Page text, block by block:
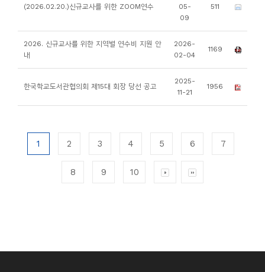
(2026.02.20.)신규교사를 위한 ZOOM연수
05-
09
511
2026. 신규교사를 위한 지역별 연수비 지원 안
내
2026-
02-04
1169
한국학교도서관협의회 제15대 회장 당선 공고
2025-
11-21
1956
1 2 3 4 5 6 7
8 9 10